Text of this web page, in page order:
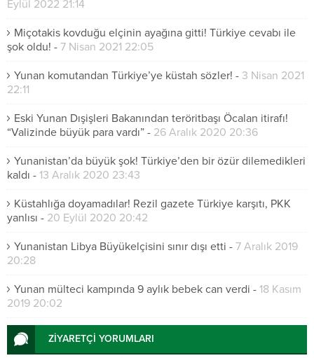
Eylül 2022 21:14
Miçotakis kovduğu elçinin ayağına gitti! Türkiye cevabı ile
şok oldu! - 7 Nisan 2021 22:05
Yunan komutandan Türkiye’ye küstah sözler! - 3 Nisan 2021
22:11
Eski Yunan Dışişleri Bakanından teröritbaşı Öcalan itirafı!
“Valizinde büyük para vardı” - 26 Aralık 2020 20:36
Yunanistan’da büyük şok! Türkiye’den bir özür dilemedikleri
kaldı - 13 Aralık 2020 23:43
Küstahlığa doyamadılar! Rezil gazete Türkiye karşıtı, PKK
yanlısı - 20 Eylül 2020 20:42
Yunanistan Libya Büyükelçisini sınır dışı etti - 7 Aralık 2019
20:28
Yunan mülteci kampında 9 aylık bebek can verdi - 18 Kasım
2019 20:02
ZİYARETÇİ YORUMLARI